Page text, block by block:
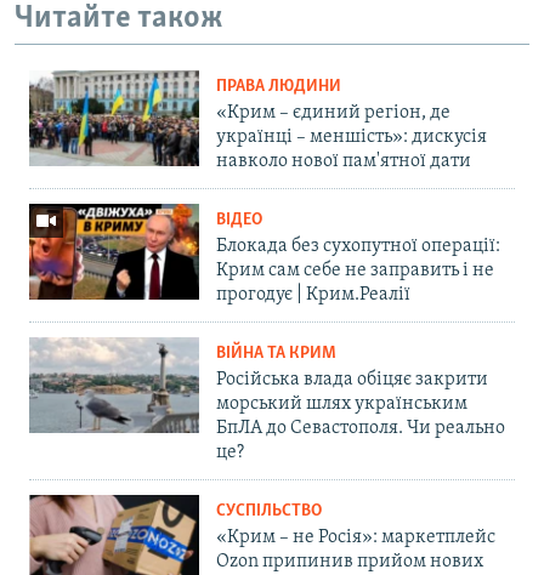
Читайте також
ПРАВА ЛЮДИНИ
«Крим – єдиний регіон, де
українці – меншість»: дискусія
навколо нової пам'ятної дати
ВІДЕО
Блокада без сухопутної операції:
Крим сам себе не заправить і не
прогодує | Крим.Реалії
ВІЙНА ТА КРИМ
Російська влада обіцяє закрити
морський шлях українським
БпЛА до Севастополя. Чи реально
це?
СУСПІЛЬСТВО
«Крим – не Росія»: маркетплейс
Ozon припинив прийом нових